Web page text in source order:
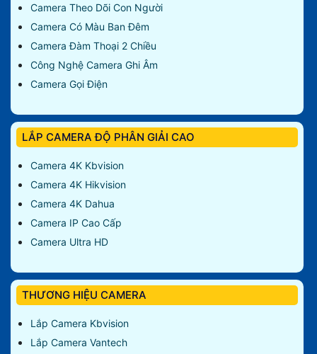
Camera Theo Dõi Con Người
Camera Có Màu Ban Đêm
Camera Đàm Thoại 2 Chiều
Công Nghệ Camera Ghi Âm
Camera Gọi Điện
LẮP CAMERA ĐỘ PHÂN GIẢI CAO
Camera 4K Kbvision
Camera 4K Hikvision
Camera 4K Dahua
Camera IP Cao Cấp
Camera Ultra HD
THƯƠNG HIỆU CAMERA
Lắp Camera Kbvision
Lắp Camera Vantech